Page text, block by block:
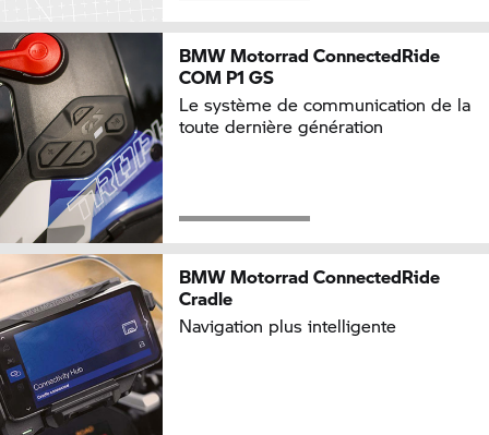
BMW Motorrad ConnectedRide
COM P1 GS
Le système de communication de la
toute dernière génération
BMW Motorrad ConnectedRide
Cradle
Navigation plus intelligente